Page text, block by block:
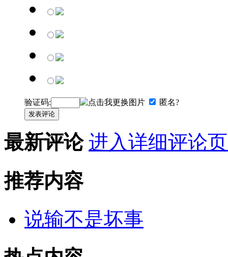
验证码: 匿名?
发表评论
最新评论 进入详细评论
推荐内容
说输不是坏事